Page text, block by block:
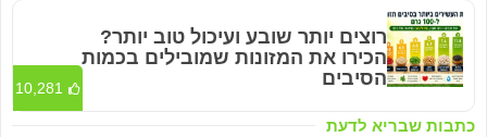
כתבות שבריא לדעת
רוצים יותר שובע ועיכול טוב יותר?
הכירו את המזונות שמובילים בכמות
הסיבים
10,281